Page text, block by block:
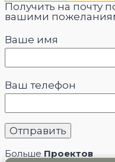
Получить на почту
вашими
Ваше имя
Ваш телефон
Больше Проектов